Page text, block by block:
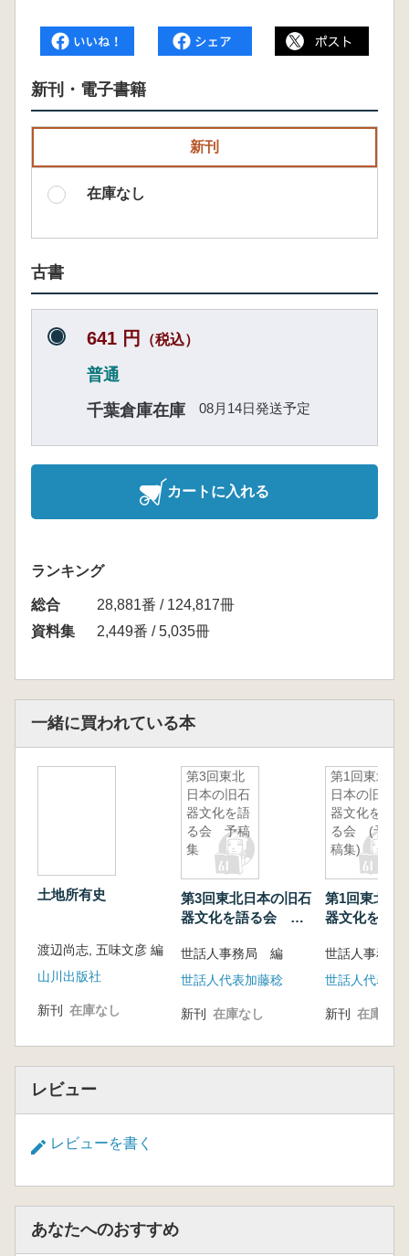
新刊・電子書籍
新刊
在庫なし
古書
641 円 （税込）
普通
千葉倉庫在庫
08月14日発送予定
カートに入れる
ランキング
総合
28,881番 / 124,817冊
資料集
2,449番 / 5,035冊
一緒に買われている本
土地所有史
渡辺尚志, 五味文彦 編
山川出版社
新刊 在庫なし
第3回東北
日本の旧石
器文化を語
る会 予稿
集
第3回東北日本の旧石
器文化を語る会 予
世話人事務局 編
世話人代表加藤稔
新刊 在庫なし
第1回東北
日本の旧石
器文化を語
る会 (予
稿集)
第1回東北日
器文化を語
世話人事務
世話人代表加
新刊 在庫なし
レビュー
レビューを書く
あなたへのおすすめ